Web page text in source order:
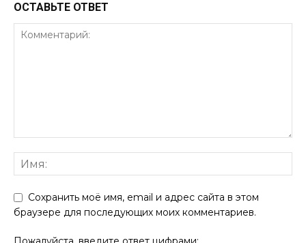
ОСТАВЬТЕ ОТВЕТ
Сохранить моё имя, email и адрес сайта в этом
браузере для последующих моих комментариев.